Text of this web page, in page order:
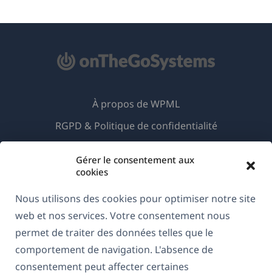
Gérer le consentement aux
cookies
Nous utilisons des cookies pour optimiser notre site
web et nos services. Votre consentement nous
permet de traiter des données telles que le
comportement de navigation. L'absence de
consentement peut affecter certaines
© 2026OnTheGoSystems Limited(s'ouvre
dans
une
nouvelle
À propos de WPML
RGPD & Politique de confidentialité
dans
nouvelle
fenêtre)
une
nouvelle
fenêtre)
une
nouvelle
fenêtre)
une
nouvelle
fenêtre)